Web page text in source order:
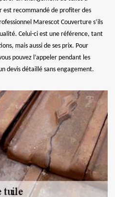
est recommandé de profiter des
Marescot Couverture s’ils
Celui-ci est une référence, tant
mais aussi de ses prix. Pour
pouvez l’appeler pendant les
devis détaillé sans engagement.